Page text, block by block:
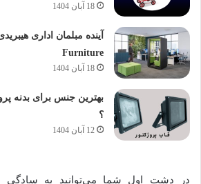
18 آبان 1404
Furniture
18 آبان 1404
بهترین جنس برای بدنه
؟
12 آبان 1404
در دشت اول شما می‌توانید به سادگی